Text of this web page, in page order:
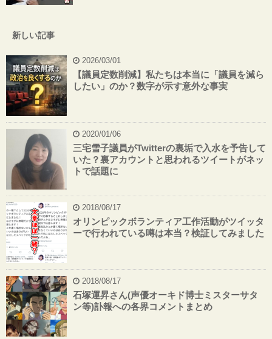
新しい記事
2026/03/01
【議員定数削減】私たちは本当に「議員を減ら
したい」のか？数字が示す意外な事実
2020/01/06
三宅雪子議員がTwitterの裏垢で入水を予告して
いた？裏アカウントと思われるツイートがネッ
トで話題に
2018/08/17
オリンピックボランティア工作活動がツイッタ
ーで行われている噂は本当？検証してみました
2018/08/17
石塚運昇さん(声優オーキド博士ミスターサタ
ン等)訃報への各界コメントまとめ